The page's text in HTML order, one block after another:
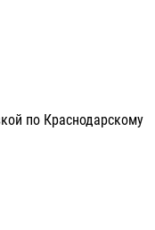
по Краснодарскому